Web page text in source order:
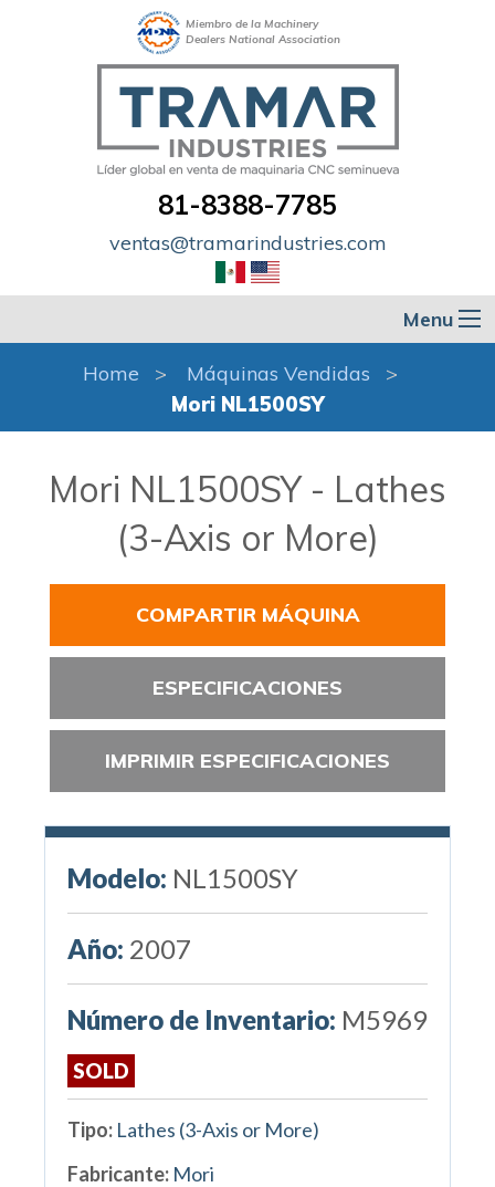
Miembro de la Machinery
Dealers National Association
81-8388-7785
ventas@tramarindustries.com
Menu
Home
Máquinas Vendidas
Mori NL1500SY
Mori NL1500SY - Lathes
(3-Axis or More)
COMPARTIR MÁQUINA
ESPECIFICACIONES
IMPRIMIR ESPECIFICACIONES
Modelo: NL1500SY
Año: 2007
Número de Inventario: M5969
SOLD
Tipo: Lathes (3-Axis or More)
Fabricante: Mori